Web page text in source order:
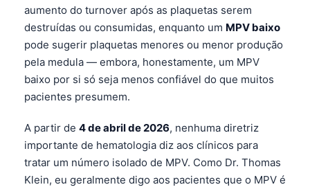
aumento do turnover após as plaquetas serem
destruídas ou consumidas, enquanto um MPV baixo
pode sugerir plaquetas menores ou menor produção
pela medula — embora, honestamente, um MPV
baixo por si só seja menos confiável do que muitos
pacientes presumem.
A partir de 4 de abril de 2026, nenhuma diretriz
importante de hematologia diz aos clínicos para
tratar um número isolado de MPV. Como Dr. Thomas
Klein, eu geralmente digo aos pacientes que o MPV é